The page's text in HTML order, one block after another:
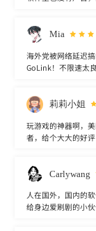
Mia
海外党被网络延迟
GoLink！不限速太
莉莉小姐
玩游戏的神器啊，
者，给个大大的好评
Carlywang
人在国外，国内的
给身边爱刷剧的小伙